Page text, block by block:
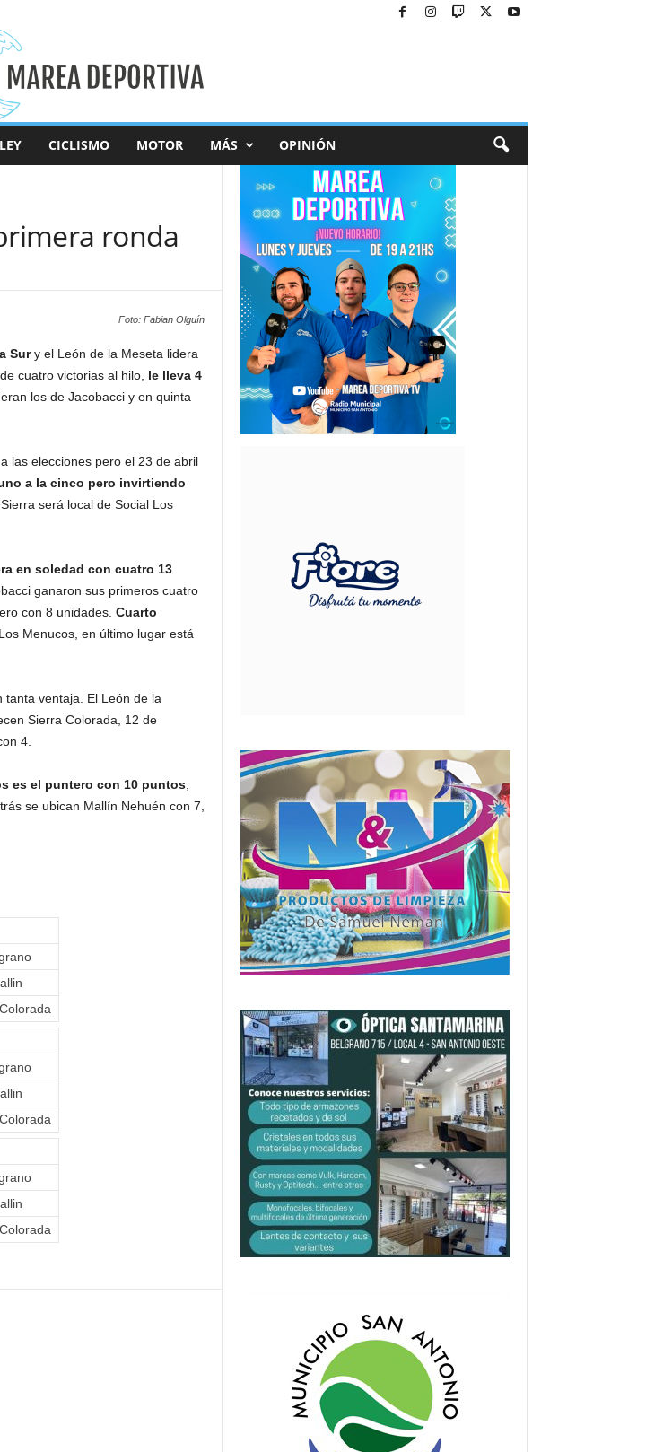
CICLISMO MOTOR MÁS OPINIÓN
ronda
Foto: Fabian Olguín
Sury el León de la Meseta lidera
cuatro victorias al hilo, le lleva 4
los de Jacobacci y en quinta
las elecciones pero el 23 de abril
a la cinco pero invirtiendo
será local de Social Los
en soledad con cuatro 13
ganaron sus primeros cuatro
con 8 unidades. Cuarto
Menucos, en último lugar está
ventaja. El León de la
Sierra Colorada, 12 de
4.
es el puntero con 10 puntos,
se ubican Mallín Nehuén con 7,